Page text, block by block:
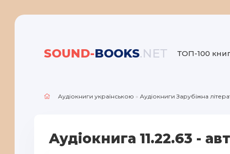
SOUND-BOOKS.NET ТОП-100
Аудіокниги українською » Аудіокниги Зарубіжна
Аудіокнига 11.22.63 -